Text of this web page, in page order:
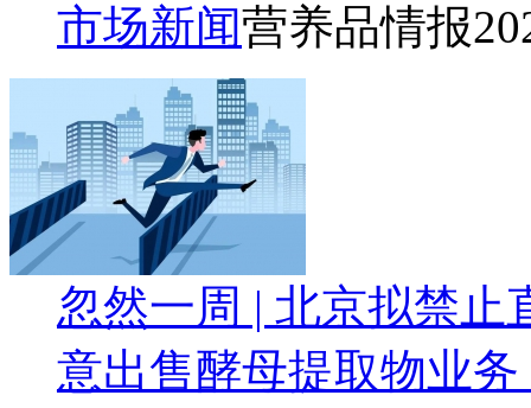
市场新闻营养品情报
忽然一周 | 北京拟禁止
意出售酵母提取物业